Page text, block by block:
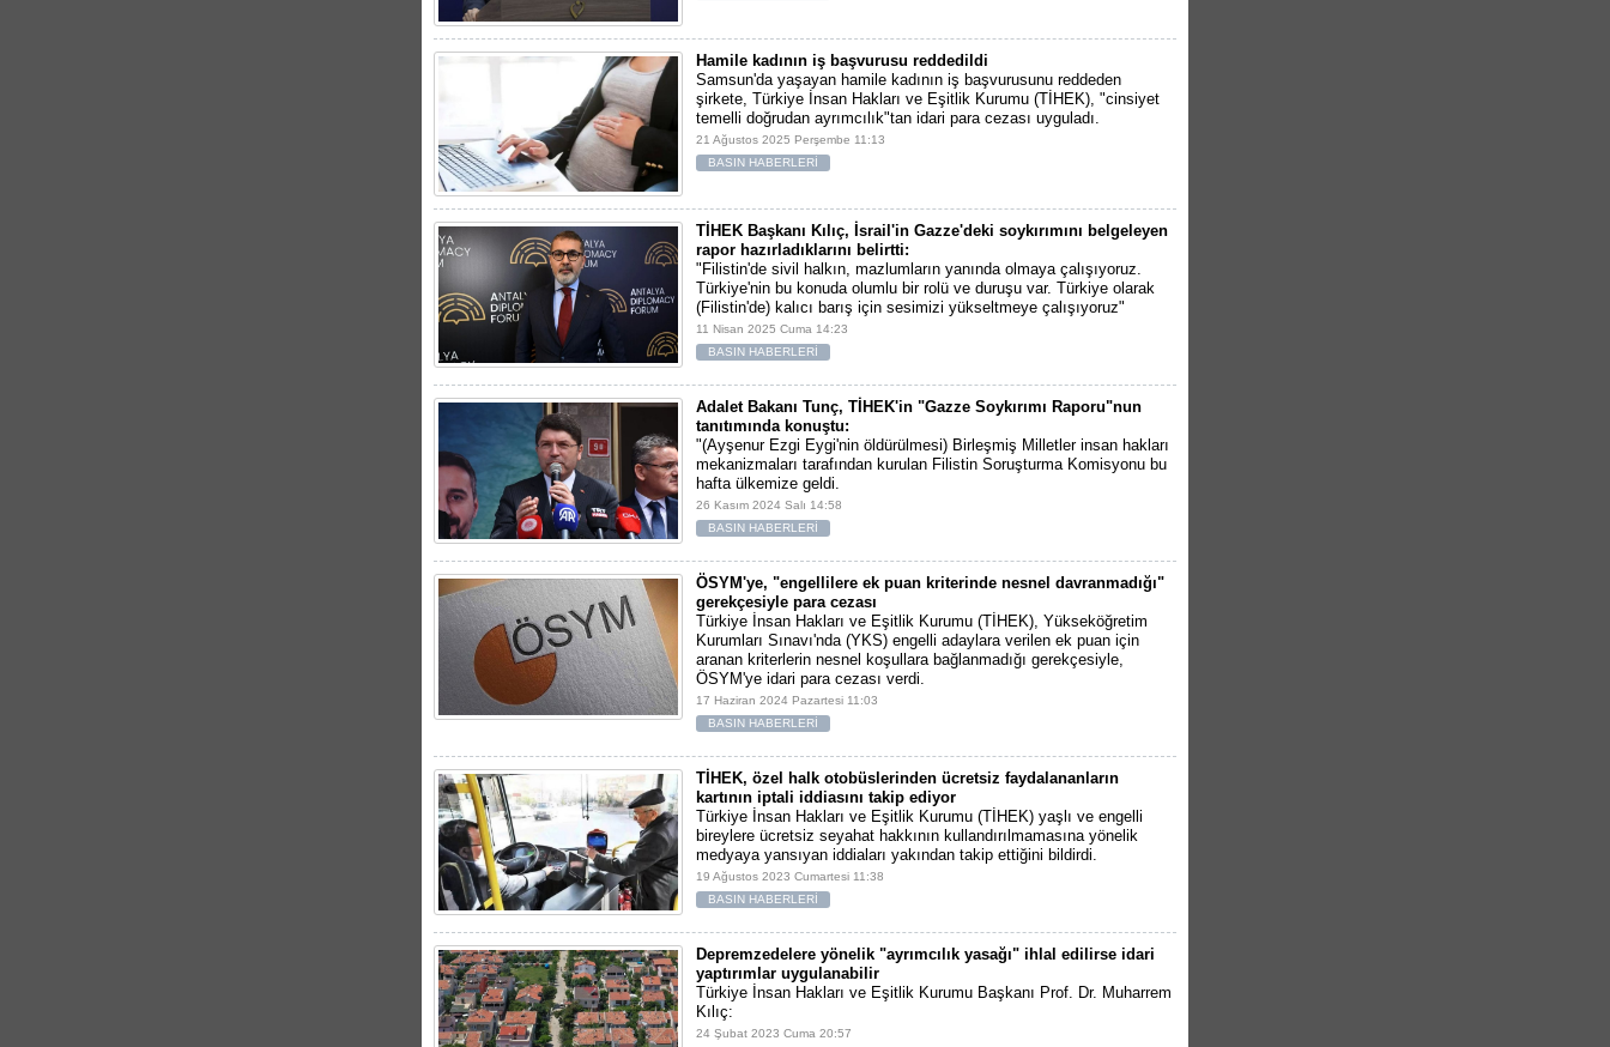
Hamile kadının iş başvurusu reddedildi
Samsun'da yaşayan hamile kadının iş başvurusunu reddeden
şirkete, Türkiye İnsan Hakları ve Eşitlik Kurumu (TİHEK), "cinsiyet
temelli doğrudan ayrımcılık"tan idari para cezası uyguladı.
21 Ağustos 2025 Perşembe 11:13
BASIN HABERLERİ
TİHEK Başkanı Kılıç, İsrail'in Gazze'deki soykırımını belgeleyen
rapor hazırladıklarını belirtti:
"Filistin'de sivil halkın, mazlumların yanında olmaya çalışıyoruz.
Türkiye'nin bu konuda olumlu bir rolü ve duruşu var. Türkiye olarak
(Filistin'de) kalıcı barış için sesimizi yükseltmeye çalışıyoruz"
11 Nisan 2025 Cuma 14:23
BASIN HABERLERİ
Adalet Bakanı Tunç, TİHEK'in "Gazze Soykırımı Raporu"nun
tanıtımında konuştu:
"(Ayşenur Ezgi Eygi'nin öldürülmesi) Birleşmiş Milletler insan hakları
mekanizmaları tarafından kurulan Filistin Soruşturma Komisyonu bu
hafta ülkemize geldi.
26 Kasım 2024 Salı 14:58
BASIN HABERLERİ
ÖSYM'ye, "engellilere ek puan kriterinde nesnel davranmadığı"
gerekçesiyle para cezası
Türkiye İnsan Hakları ve Eşitlik Kurumu (TİHEK), Yükseköğretim
Kurumları Sınavı'nda (YKS) engelli adaylara verilen ek puan için
aranan kriterlerin nesnel koşullara bağlanmadığı gerekçesiyle,
ÖSYM'ye idari para cezası verdi.
17 Haziran 2024 Pazartesi 11:03
BASIN HABERLERİ
TİHEK, özel halk otobüslerinden ücretsiz faydalananların
kartının iptali iddiasını takip ediyor
Türkiye İnsan Hakları ve Eşitlik Kurumu (TİHEK) yaşlı ve engelli
bireylere ücretsiz seyahat hakkının kullandırılmamasına yönelik
medyaya yansıyan iddiaları yakından takip ettiğini bildirdi.
19 Ağustos 2023 Cumartesi 11:38
BASIN HABERLERİ
Depremzedelere yönelik "ayrımcılık yasağı" ihlal edilirse idari
yaptırımlar uygulanabilir
Türkiye İnsan Hakları ve Eşitlik Kurumu Başkanı Prof. Dr. Muharrem
Kılıç:
24 Şubat 2023 Cuma 20:57